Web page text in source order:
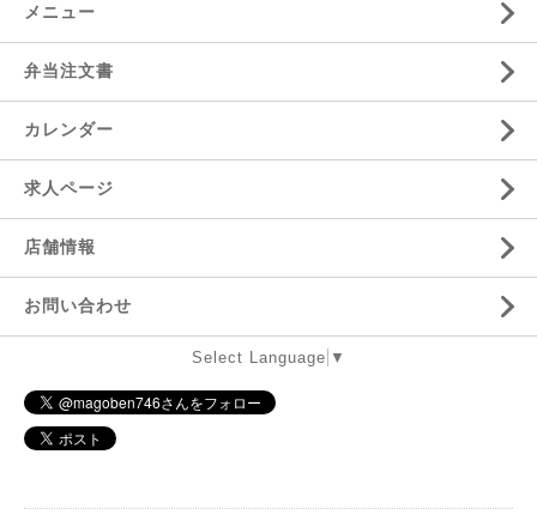
メニュー
弁当注文書
カレンダー
求人ページ
店舗情報
お問い合わせ
Select Language ▼